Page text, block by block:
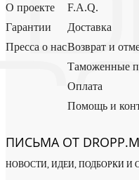
О проекте
Гарантии
Пресса о нас
F.A.Q.
Доставка
Возврат и
Таможенные
Оплата
Помощь и
ПИСЬМА ОТ
НОВОСТИ, ИДЕИ, ПОДБОРКИ И